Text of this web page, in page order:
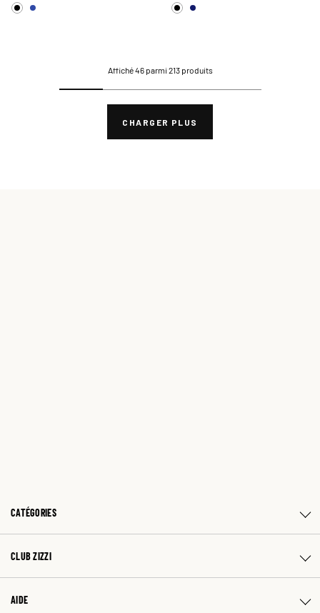
Affiché 46 parmi 213 produits
CHARGER PLUS
CATÉGORIES
CLUB ZIZZI
AIDE